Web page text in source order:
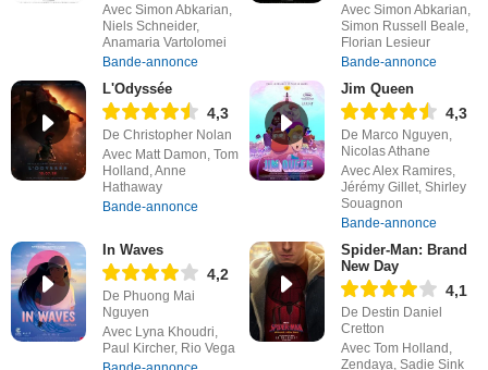
Avec Simon Abkarian,
Niels Schneider,
Anamaria Vartolomei
Bande-annonce
Avec Simon Abkarian,
Simon Russell Beale,
Florian Lesieur
Bande-annonce
L'Odyssée
4,3
De Christopher Nolan
Avec Matt Damon, Tom
Holland, Anne
Hathaway
Bande-annonce
Jim Queen
4,3
De Marco Nguyen,
Nicolas Athane
Avec Alex Ramires,
Jérémy Gillet, Shirley
Souagnon
Bande-annonce
In Waves
4,2
De Phuong Mai
Nguyen
Avec Lyna Khoudri,
Paul Kircher, Rio Vega
Spider-Man: Brand
New Day
4,1
De Destin Daniel
Cretton
Avec Tom Holland,
Zendaya, Sadie Sink